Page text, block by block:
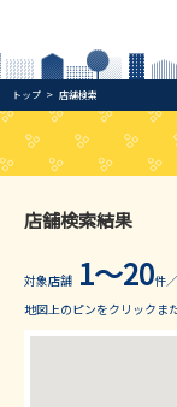
トップ 店舗検索
店舗検索結果
対象店舗 1～20件
地図上のピンをクリックま